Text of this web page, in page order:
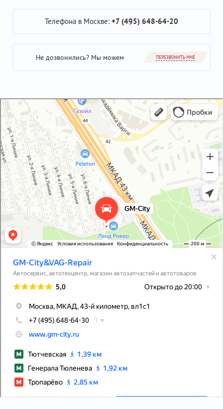
Телефона в Москве: +7 (495) 648-64-20
Не дозвонились? Мы можем ПЕРЕЗВОНИТЬ МНЕ
GM-City&VAG-Repair
Автосервис, автотехцентр в Москве
Магазин автозапчастей и автотоваров в Москве